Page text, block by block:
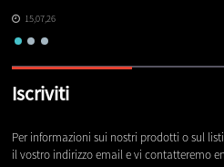
15,07,26
Iscriviti
Per informazioni sui nostri prodotti o sul
il vostro indirizzo email e vi contatteremo